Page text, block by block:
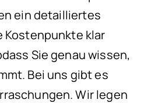
ein detailliertes
Kostenpunkte klar
Sie genau wissen,
Bei uns gibt es
Wir legen